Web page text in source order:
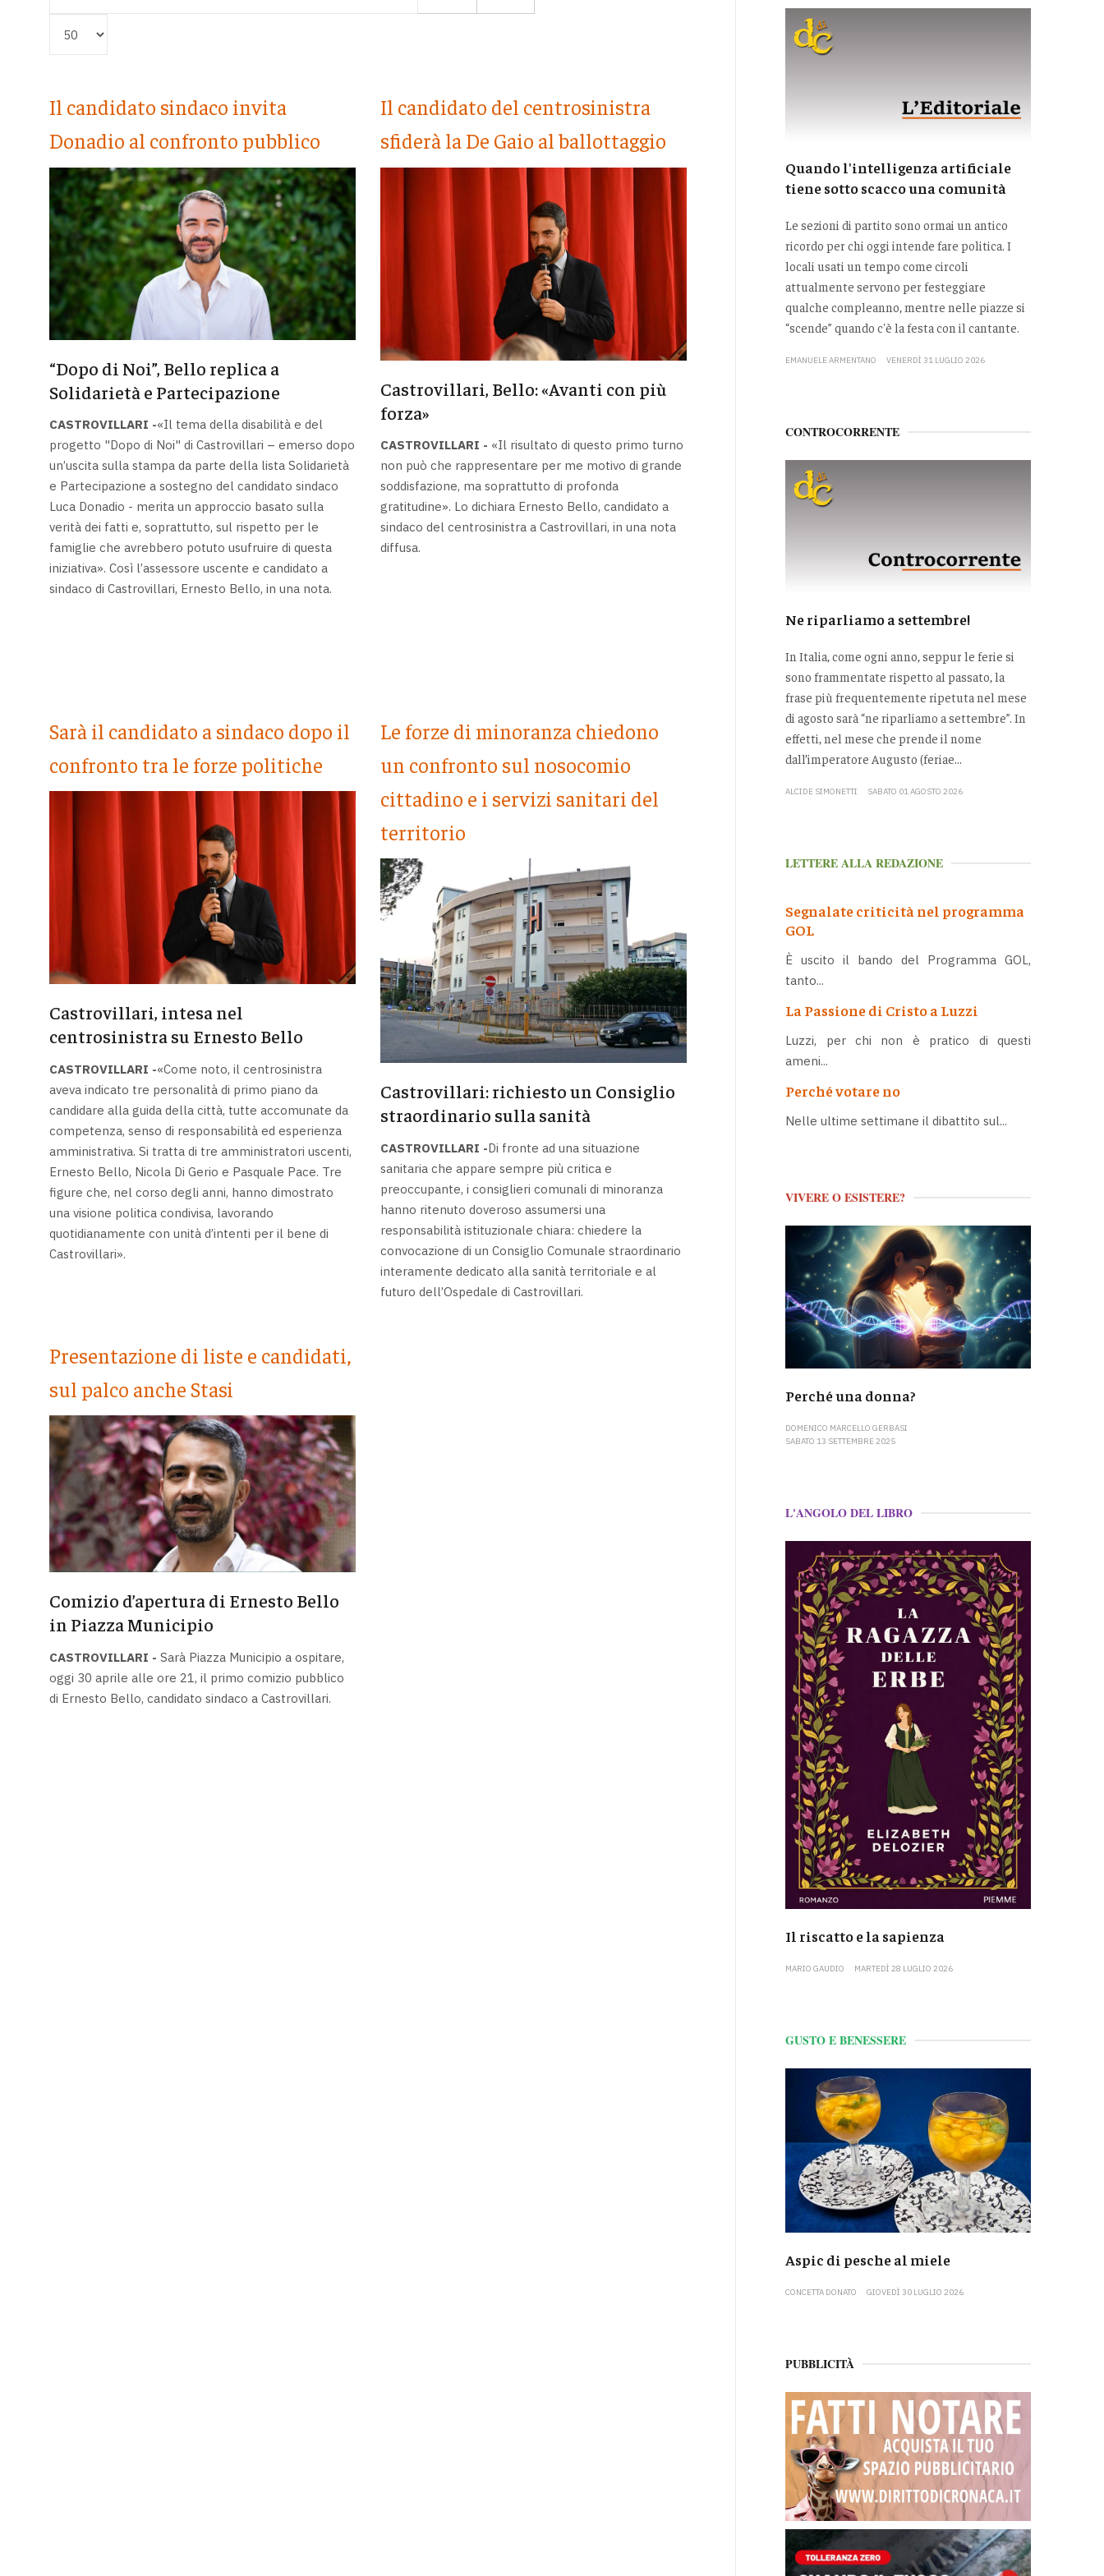
Il candidato sindaco invita
Donadio al confronto pubblico
“Dopo di Noi”, Bello replica a
Solidarietà e Partecipazione
CASTROVILLARI -«Il tema della disabilità e del
progetto "Dopo di Noi" di Castrovillari – emerso dopo
un’uscita sulla stampa da parte della lista Solidarietà
e Partecipazione a sostegno del candidato sindaco
Luca Donadio - merita un approccio basato sulla
verità dei fatti e, soprattutto, sul rispetto per le
famiglie che avrebbero potuto usufruire di questa
iniziativa». Così l’assessore uscente e candidato a
sindaco di Castrovillari, Ernesto Bello, in una nota.
Il candidato del centrosinistra
sfiderà la De Gaio al ballottaggio
Castrovillari, Bello: «Avanti con più
forza»
CASTROVILLARI - «Il risultato di questo primo turno
non può che rappresentare per me motivo di grande
soddisfazione, ma soprattutto di profonda
gratitudine». Lo dichiara Ernesto Bello, candidato a
sindaco del centrosinistra a Castrovillari, in una nota
diffusa.
Sarà il candidato a sindaco dopo il
confronto tra le forze politiche
Castrovillari, intesa nel
centrosinistra su Ernesto Bello
CASTROVILLARI -«Come noto, il centrosinistra
aveva indicato tre personalità di primo piano da
candidare alla guida della città, tutte accomunate da
competenza, senso di responsabilità ed esperienza
amministrativa. Si tratta di tre amministratori uscenti,
Ernesto Bello, Nicola Di Gerio e Pasquale Pace. Tre
figure che, nel corso degli anni, hanno dimostrato
una visione politica condivisa, lavorando
quotidianamente con unità d’intenti per il bene di
Castrovillari».
Le forze di minoranza chiedono
un confronto sul nosocomio
cittadino e i servizi sanitari del
territorio
Castrovillari: richiesto un Consiglio
straordinario sulla sanità
CASTROVILLARI -Di fronte ad una situazione
sanitaria che appare sempre più critica e
preoccupante, i consiglieri comunali di minoranza
hanno ritenuto doveroso assumersi una
responsabilità istituzionale chiara: chiedere la
convocazione di un Consiglio Comunale straordinario
interamente dedicato alla sanità territoriale e al
futuro dell’Ospedale di Castrovillari.
Presentazione di liste e candidati,
sul palco anche Stasi
Comizio d’apertura di Ernesto Bello
in Piazza Municipio
CASTROVILLARI - Sarà Piazza Municipio a ospitare,
oggi 30 aprile alle ore 21, il primo comizio pubblico
di Ernesto Bello, candidato sindaco a Castrovillari.
Quando l'intelligenza artificiale
tiene sotto scacco una comunità
Le sezioni di partito sono ormai un antico
ricordo per chi oggi intende fare politica. I
locali usati un tempo come circoli
attualmente servono per festeggiare
qualche compleanno, mentre nelle piazze si
“scende” quando c'è la festa con il cantante.
EMANUELE ARMENTANO VENERDÌ 31 LUGLIO 2026
CONTROCORRENTE
Ne riparliamo a settembre!
In Italia, come ogni anno, seppur le ferie si
sono frammentate rispetto al passato, la
frase più frequentemente ripetuta nel mese
di agosto sarà “ne riparliamo a settembre”. In
effetti, nel mese che prende il nome
dall’imperatore Augusto (feriae...
ALCIDE SIMONETTI SABATO 01 AGOSTO 2026
LETTERE ALLA REDAZIONE
Segnalate criticità nel programma
GOL
È uscito il bando del Programma GOL,
tanto...
La Passione di Cristo a Luzzi
Luzzi, per chi non è pratico di questi
ameni...
Perché votare no
Nelle ultime settimane il dibattito sul...
VIVERE O ESISTERE?
Perché una donna?
DOMENICO MARCELLO GERBASI
SABATO 13 SETTEMBRE 2025
L'ANGOLO DEL LIBRO
Il riscatto e la sapienza
MARIO GAUDIO MARTEDÌ 28 LUGLIO 2026
GUSTO E BENESSERE
Aspic di pesche al miele
CONCETTA DONATO GIOVEDÌ 30 LUGLIO 2026
PUBBLICITÀ